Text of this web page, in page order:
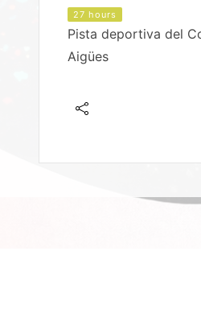
27 hours
Pista deportiva del
Aigües